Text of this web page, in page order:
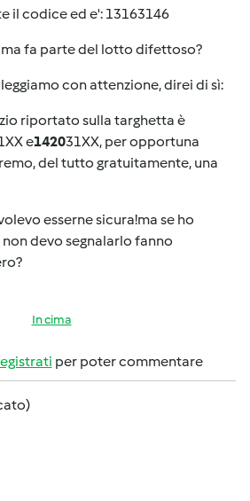
il codice ed e': 13163146
fa parte del lotto difettoso?
leggiamo con attenzione, direi di sì:
riportato sulla targhetta è
e142031XX, per opportuna
del tutto gratuitamente, una
esserne sicura!ma se ho
devo segnalarlo fanno
In cima
per poter commentare